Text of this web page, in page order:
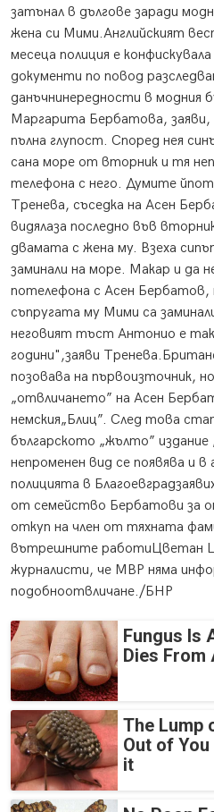
затънал в дългове заради
жена си Мими.Английският
месеца полиция е
документи по повод
данъчнинередности в модния
Маргарита Бербатова, заяви,
пълна глупост. Според нея
сана море от вторник и тя
телефона с него. Думите
Тренева, съседка на Асен
видялаза последно във
двамата с жена му. Взеха
заминали на море. Макар и да
потелефона с Асен
съпругата му Мими са
неговият тъст Антонио е
години",заяви
позовава на първоизточник,
„отвличането” на Асен
немския„Блиц”. След това
българското „жълто”
непроменен вид се появява и в
полицията в
от семейство Бербатови за
откуп на член от тяхната
вътрешните работиЦветан
журналисти, че МВР няма
подобноотвличане./БНР
Fungus Is
Dies From
The Lump
Out of
it